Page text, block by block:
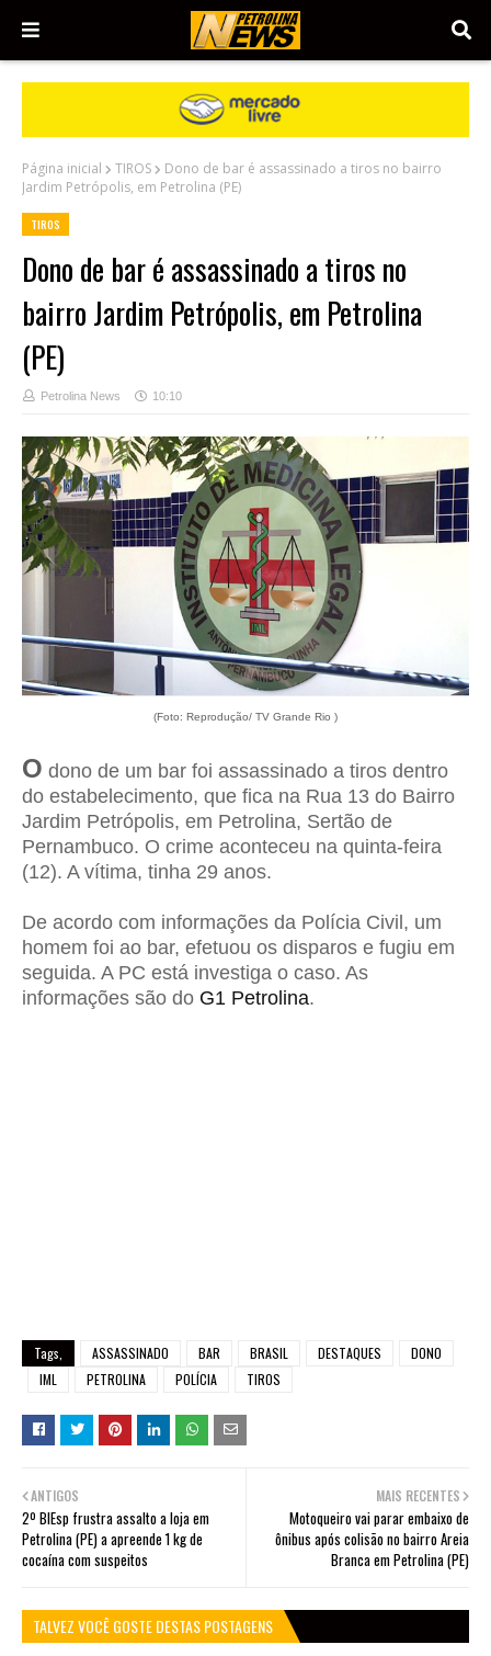
Página inicial TIROS
Dono de bar é assassinado a tiros no bairro
Jardim Petrópolis, em Petrolina (PE)
TIROS
Dono de bar é assassinado a tiros no
bairro Jardim Petrópolis, em Petrolina
(PE)
Petrolina News 10:10
(Foto: Reprodução/ TV Grande Rio )
O dono de um bar foi assassinado a tiros dentro
do estabelecimento, que fica na Rua 13 do Bairro
Jardim Petrópolis, em Petrolina, Sertão de
Pernambuco. O crime aconteceu na quinta-feira
(12). A vítima, tinha 29 anos.
De acordo com informações da Polícia Civil, um
homem foi ao bar, efetuou os disparos e fugiu em
seguida. A PC está investiga o caso. As
informações são do G1 Petrolina.
Tags, ASSASSINADO BAR BRASIL DESTAQUES
DONO
IML
PETROLINA POLÍCIA TIROS
MAIS RECENTES
Motoqueiro vai parar embaixo de
ônibus após colisão no bairro Areia
Branca em Petrolina (PE)
ANTIGOS
2º BIEsp frustra assalto a loja em
Petrolina (PE) a apreende 1 kg de
cocaína com suspeitos
TALVEZ VOCÊ GOSTE DESTAS POSTAGENS